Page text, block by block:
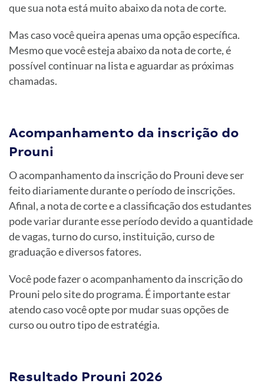
que sua nota está muito abaixo da nota de corte.
Mas caso você queira apenas uma opção específica.
Mesmo que você esteja abaixo da nota de corte, é
possível continuar na lista e aguardar as próximas
chamadas.
Acompanhamento da inscrição do
Prouni
O acompanhamento da inscrição do Prouni deve ser
feito diariamente durante o período de inscrições.
Afinal, a nota de corte e a classificação dos estudantes
pode variar durante esse período devido a quantidade
de vagas, turno do curso, instituição, curso de
graduação e diversos fatores.
Você pode fazer o acompanhamento da inscrição do
Prouni pelo site do programa. É importante estar
atendo caso você opte por mudar suas opções de
curso ou outro tipo de estratégia.
Resultado Prouni 2026